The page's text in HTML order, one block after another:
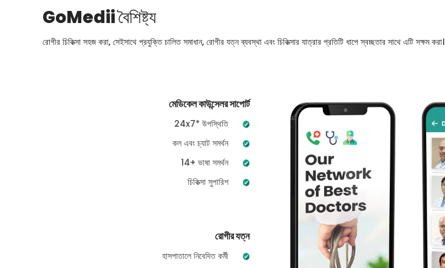
GoMediiবৈশিষ্ট্য
রোগীর চিকিত্সা সহজ করা, সেইসাথে প্রযুক্তি চালিত সমাধান, রোগীর যত্ন ব্যবস্থা এবং চিকিত্সার যাত্রার প্রতিটি ধাপে স্বচ্ছতার সাথে এটি সক্ষম করা।
মেডিকেল কাউন্সেলর সাপোর্ট
24x7* উপস্থিতি
কল এবং চ্যাট সমর্থন
14+ ভাষা সমর্থন
চিকিত্সা সুপারিশ
রোগীর যত্ন
হাসপাতালে নিবেদিত কর্মী